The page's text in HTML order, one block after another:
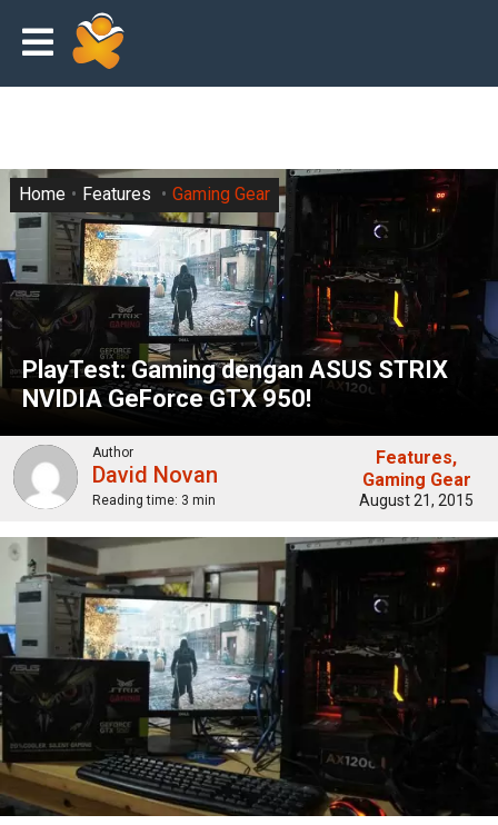
PlayTest: Gaming dengan ASUS STRIX
NVIDIA GeForce GTX 950!
Home Features Gaming Gear
Author
David Novan
Reading time: 3 min
Features
Gaming Gear
August 21, 2015